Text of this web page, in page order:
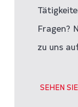
Fragen?
zu uns
SEHEN